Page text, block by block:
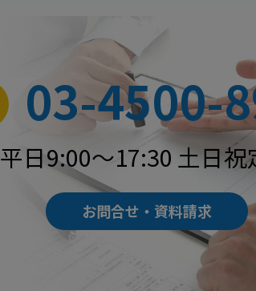
03-4500-
平日9:00～17:30 土日祝
お問合せ・資料請求